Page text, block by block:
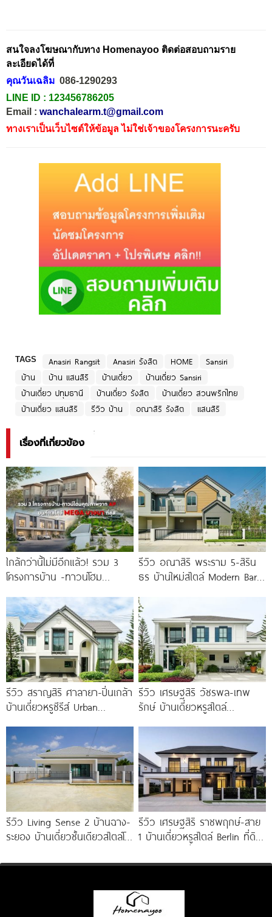
สนใจลงโฆษณากับทาง Homenayoo ติดต่อสอบถามราย
ละเอียดได้ที่
คุณวันเฉลิม 086-1290293
LINE ID : 123456786205
Email : wanchalearm.t@gmail.com
ทางเราเป็นเว็บไซต์ให้ข้อมูล ไม่ใช่เจ้าของโครงการนะครับ
TAGS Anasiri Rangsit Anasiri รังสิต HOME
Sansiri
บ้าน
บ้าน แสนสิริ บ้านเดี่ยว
บ้านเดี่ยว Sansiri
บ้านเดี่ยว ปทุมธานี
บ้านเดี่ยว รังสิต
บ้านเดี่ยว สวนพริกไทย
บ้านเดี่ยว แสนสิริ
รีวิว บ้าน อณาสิริ รังสิต แสนสิริ
เรื่องที่เกี่ยวข้อง
ใกล้กว่านี้ไม่มีอีกแล้ว! รวม 3
โครงการบ้าน -ทาวน์โฮม
MEGA บางนา เพียง
รีวิว อณาสิริ พระราม 5-สิริน
ธร บ้านใหม่สไตล์ Modern Barn
รีวิว สราญสิริ ศาลายา-ปิ่นเกล้า
บ้านเดี่ยวหรูซีรีส์ Urban
Double Volume ทำเลติดถนน
ใหญ่
รีวิว เศรษฐสิริ วัชรพล-เทพ
รักษ์ บ้านเดี่ยวหรูสไตล์
ทางด่วน 3 สาย
รีวิว Living Sense 2 บ้านฉาง-
ระยอง บ้านเดี่ยวชั้นเดียวสไตล์โม
มอเตอร์เวย์
รีวิว เศรษฐสิริ ราชพฤกษ์-สาย
1 บ้านเดี่ยวหรูสไตล์ Berlin ที่ดิน